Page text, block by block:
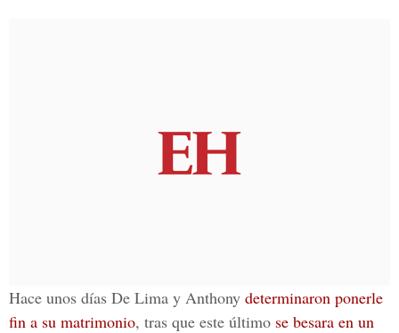
Hace unos días De Lima y Anthony determinaron ponerle
fin a su matrimonio, tras que este último se besara en un